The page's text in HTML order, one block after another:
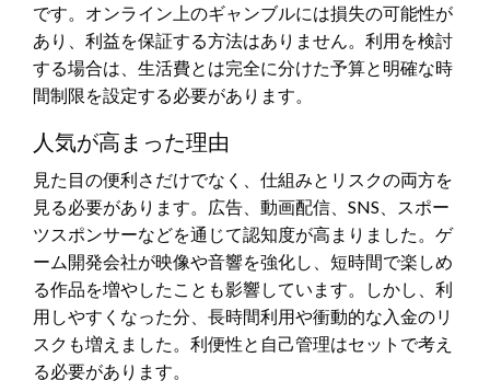
です。オンライン上のギャンブルには損失の可能性が
あり、利益を保証する方法はありません。利用を検討
する場合は、生活費とは完全に分けた予算と明確な時
間制限を設定する必要があります。
人気が高まった理由
見た目の便利さだけでなく、仕組みとリスクの両方を
見る必要があります。広告、動画配信、SNS、スポー
ツスポンサーなどを通じて認知度が高まりました。ゲ
ーム開発会社が映像や音響を強化し、短時間で楽しめ
る作品を増やしたことも影響しています。しかし、利
用しやすくなった分、長時間利用や衝動的な入金のリ
スクも増えました。利便性と自己管理はセットで考え
る必要があります。